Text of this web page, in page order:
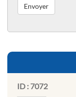
ID : 7072